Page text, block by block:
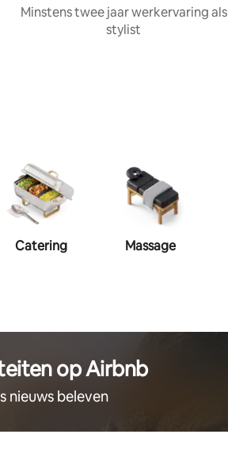
Minstens twee jaar werkervaring als
stylist
Catering Massage
op Airbnb
nieuws beleven